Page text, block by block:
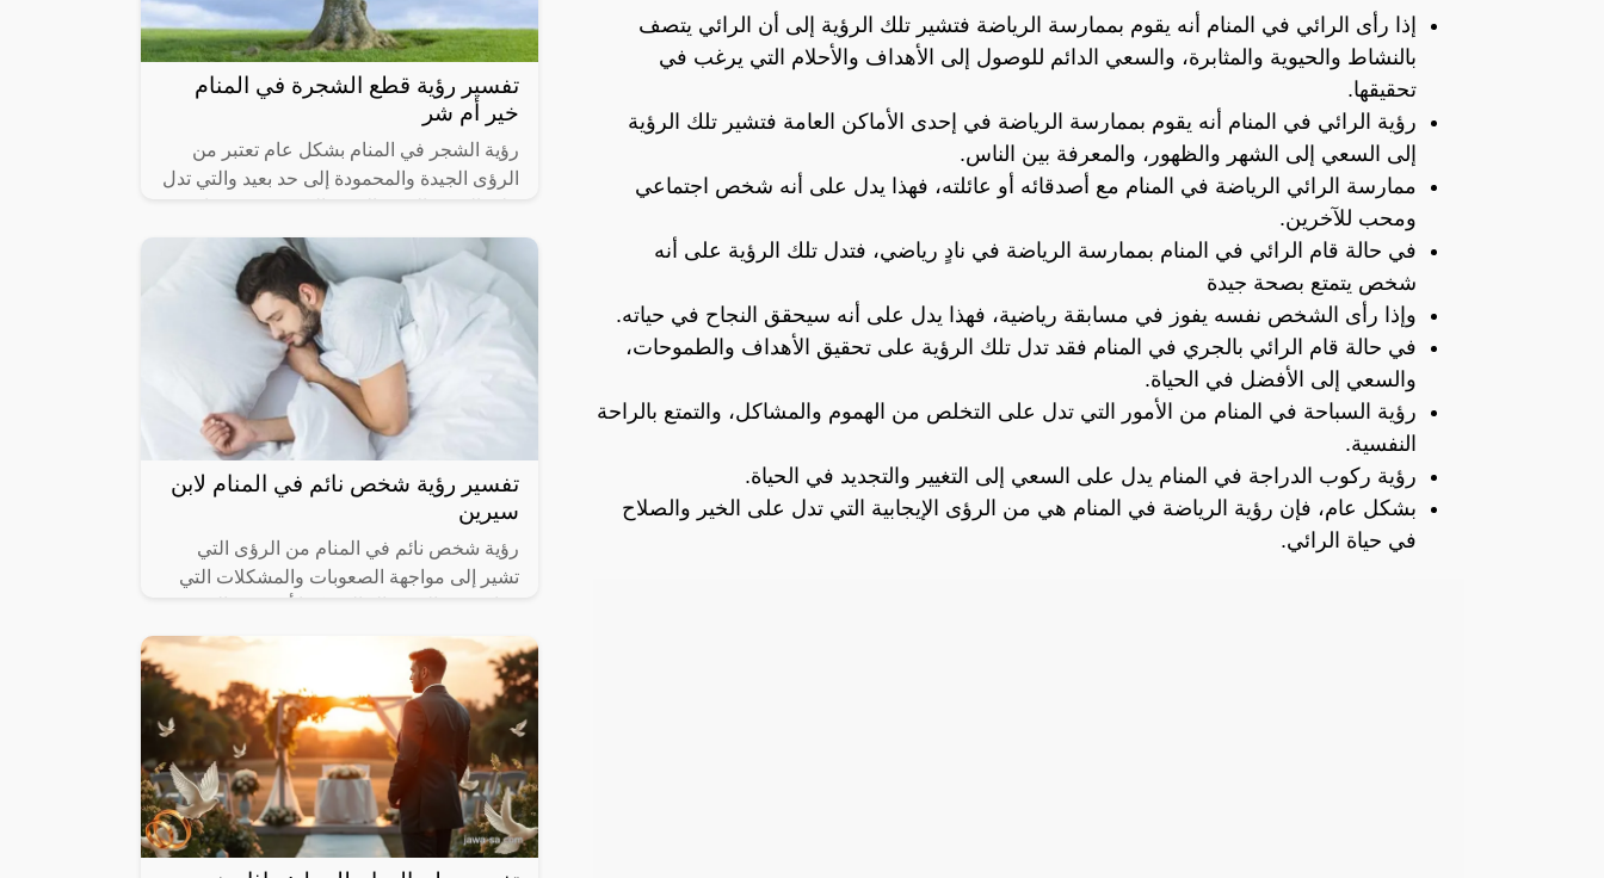
إذا رأى الرائي في المنام أنه يقوم بممارسة الرياضة فتشير تلك الرؤية إلى أن الرائي يتصف
بالنشاط والحيوية والمثابرة، والسعي الدائم للوصول إلى الأهداف والأحلام التي يرغب في
تحقيقها.
رؤية الرائي في المنام أنه يقوم بممارسة الرياضة في إحدى الأماكن العامة فتشير تلك الرؤية
إلى السعي إلى الشهر والظهور، والمعرفة بين الناس.
ممارسة الرائي الرياضة في المنام مع أصدقائه أو عائلته، فهذا يدل على أنه شخص اجتماعي
ومحب للآخرين.
في حالة قام الرائي في المنام بممارسة الرياضة في نادٍ رياضي، فتدل تلك الرؤية على أنه
شخص يتمتع بصحة جيدة
وإذا رأى الشخص نفسه يفوز في مسابقة رياضية، فهذا يدل على أنه سيحقق النجاح في حياته.
في حالة قام الرائي بالجري في المنام فقد تدل تلك الرؤية على تحقيق الأهداف والطموحات،
والسعي إلى الأفضل في الحياة.
رؤية السباحة في المنام من الأمور التي تدل على التخلص من الهموم والمشاكل، والتمتع بالراحة
النفسية.
رؤية ركوب الدراجة في المنام يدل على السعي إلى التغيير والتجديد في الحياة.
بشكل عام، فإن رؤية الرياضة في المنام هي من الرؤى الإيجابية التي تدل على الخير والصلاح
في حياة الرائي.
تفسير رؤية قطع الشجرة في المنام
خير أم شر
رؤية الشجر في المنام بشكل عام تعتبر من
الرؤى الجيدة والمحمودة إلى حد بعيد والتي تدل
المنام، كما أنها تحمل الكثير من
تفسير رؤية شخص نائم في المنام لابن
سيرين
رؤية شخص نائم في المنام من الرؤى التي
تشير إلى مواجهة الصعوبات والمشكلات التي
من الدلالات والتفسيرات المختلفة